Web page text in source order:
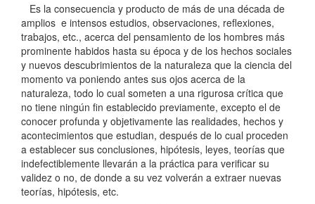
Es la consecuencia y producto de más de una década de
amplios e intensos estudios, observaciones, reflexiones,
trabajos, etc., acerca del pensamiento de los hombres más
prominente habidos hasta su época y de los hechos sociales
y nuevos descubrimientos de la naturaleza que la ciencia del
momento va poniendo antes sus ojos acerca de la
naturaleza, todo lo cual someten a una rigurosa crítica que
no tiene ningún fin establecido previamente, excepto el de
conocer profunda y objetivamente las realidades, hechos y
acontecimientos que estudian, después de lo cual proceden
a establecer sus conclusiones, hipótesis, leyes, teorías que
indefectiblemente llevarán a la práctica para verificar su
validez o no, de donde a su vez volverán a extraer nuevas
teorías, hipótesis, etc.